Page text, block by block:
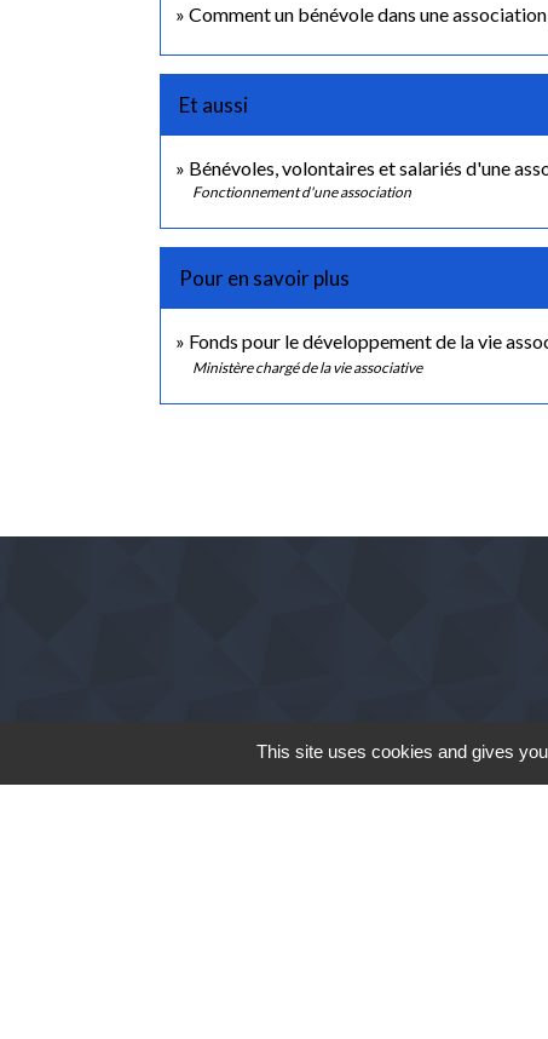
Comment un bénévole dans une
Et aussi
Bénévoles, volontaires et salariés d'une
Fonctionnement d'une association
Pour en savoir plus
Fonds pour le développement de la vie
Ministère chargé de la vie associative
This site uses cookies and gives